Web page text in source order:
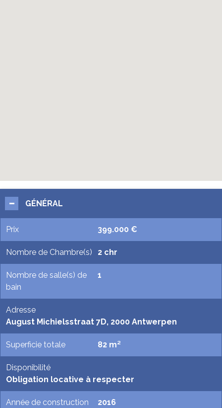
GÉNÉRAL
Prix 399.000 €
Nombre de Chambre(s) 2 chr
Nombre de salle(s) de
bain
1
Adresse
August Michielsstraat 7D, 2000 Antwerpen
Superficie totale 82 m²
Disponibilité
Obligation locative à respecter
Année de construction 2016